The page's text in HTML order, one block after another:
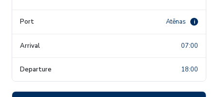
Atēnas i
07:00
18:00